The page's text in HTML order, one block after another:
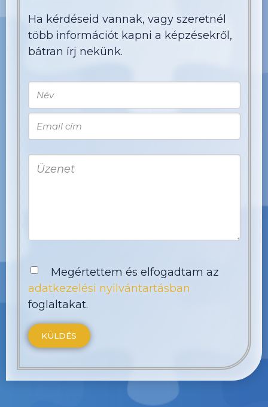
Ha kérdéseid vannak, vagy szeretnél
több információt kapni a képzésekről,
bátran írj nekünk.
Megértettem és elfogadtam az
adatkezelési nyilvántartásban
foglaltakat.